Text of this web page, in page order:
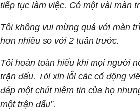
tiếp tục làm việc. Có một vài màn
Tôi không vui mừng quá với màn
hơn nhiều so với 2 tuần trước.
Tôi hoàn toàn hiểu khi mọi người
trận đấu. Tôi xin lỗi các cổ động
đáp một chút niềm tin của họ
một trận đấu”.